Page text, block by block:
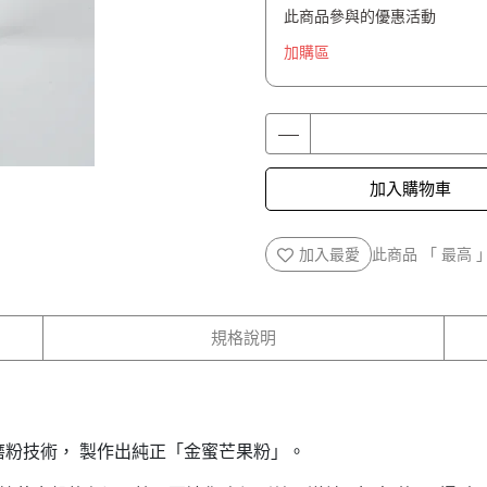
此商品參與的優惠活動
加購區
加入購物車
加入最愛 此商品 「 最高
規格說明
技術， 製作出純正「金蜜芒果粉」。